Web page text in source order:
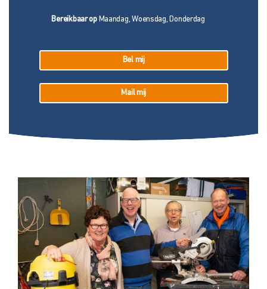
Bereikbaar opMaandag, Woensdag, Donderdag
Bel mij
Mail mij